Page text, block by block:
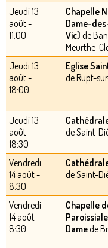
Jeudi 13
août -
11:00
Chapelle
Dame-
Vic) de
Meurthe-
Jeudi 13
août -
18:00
Eglise
de Rupt-
Jeudi 13
août -
18:30
de Saint-
Vendredi
14 août -
8:30
de Saint-
Vendredi
14 août -
8:30
Chapelle
Damede